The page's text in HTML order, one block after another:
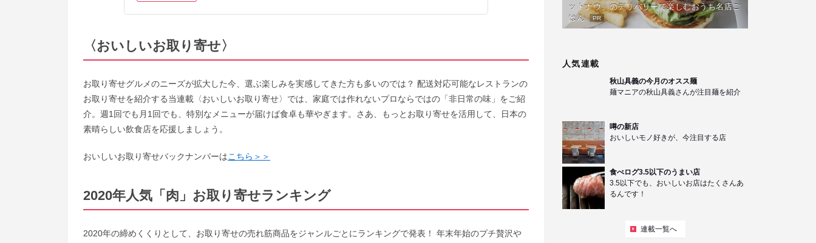
〈おいしいお取り寄せ〉
お取り寄せグルメのニーズが拡大した今、選ぶ楽しみを実感してきた方も多いのでは？ 配送対応可能なレストランの
お取り寄せを紹介する当連載〈おいしいお取り寄せ〉では、家庭では作れないプロならではの「非日常の味」をご紹
介。週1回でも月1回でも、特別なメニューが届けば食卓も華やぎます。さあ、もっとお取り寄せを活用して、日本の
素晴らしい飲食店を応援しましょう。
おいしいお取り寄せバックナンバーはこちら＞＞
2020年人気「肉」お取り寄せランキング
2020年の締めくくりとして、お取り寄せの売れ筋商品をジャンルごとにランキングで発表！ 年末年始のプチ贅沢や
ットナウ」のデリバリーで楽しむおうち名店ご
はん
PR
人気連載
秋山具義の今月のオスス麺
麺マニアの秋山具義さんが注目麺を紹介
噂の新店
おいしいモノ好きが、今注目する店
食べログ3.5以下のうまい店
3.5以下でも、おいしいお店はたくさんあ
るんです！
連載一覧へ